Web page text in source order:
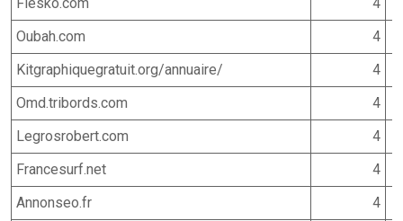
Oubah.com
4
Kitgraphiquegratuit.org/annuaire/
4
Omd.tribords.com
4
Legrosrobert.com
4
Francesurf.net
4
Annonseo.fr
4